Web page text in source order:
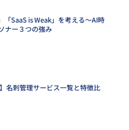
「SaaS is Weak」を考える～AI時
ナー３つの強み
名刺管理サービス一覧と特徴比